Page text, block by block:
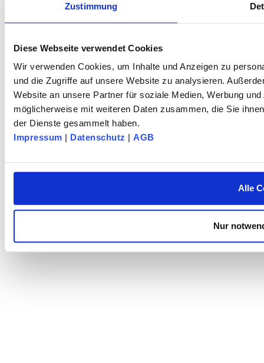
Zustimmung
Diese Webseite verwendet Cookies
Wir verwenden Cookies, um Inhalte und Anzeigen zu
und die Zugriffe auf unsere Website zu analysieren.
Website an unsere Partner für soziale Medien, Werbung
möglicherweise mit weiteren Daten zusammen, die Sie
der Dienste gesammelt haben.
Impressum | Datenschutz | AGB
Alle
Nur